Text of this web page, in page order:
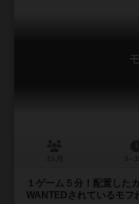
１ゲーム５分！配置した
WANTEDされているモフ